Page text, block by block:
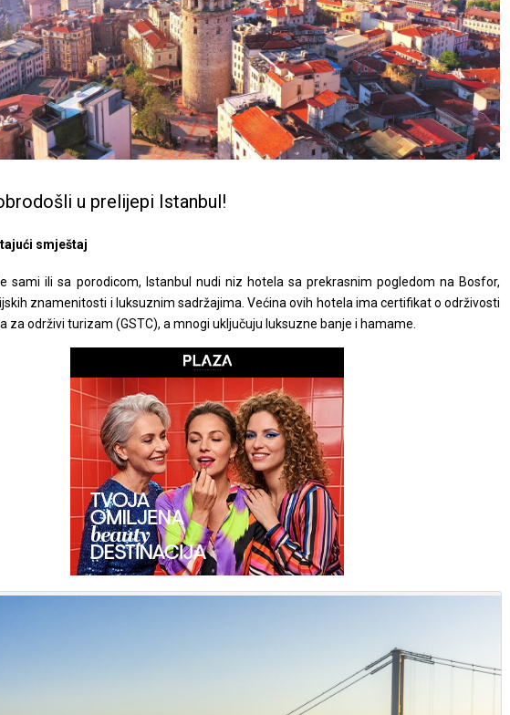
u prelijepi Istanbul!
smještaj
sami ili sa porodicom, Istanbul nudi niz hotela sa prekrasnim pogledom na Bosfor,
znamenitosti i luksuznim sadržajima. Većina ovih hotela ima certifikat o održivosti
za održivi turizam (GSTC), a mnogi uključuju luksuzne banje i hamame.